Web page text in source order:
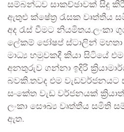
සම්බන්ධව සාකච්ඡාවක් සිදු
ඇතුළු ක්ෂේත්‍ර රැසක
අද රැස් වීමට නියමිතය.ලංකා
ලේකම් ජෝෂප් ස්ටාලින්
මාධ්‍ය හමුවකදී කියා සිටියේ
අනතුරුව ගන්නා ඉදිරි
බවකි.තවද එම වැඩවර්ජනයට
සංකේත වැඩ වර්ජනයක්
ලංකා සෞඛ්‍ය වෘත්තීය සමිති
ඇත.